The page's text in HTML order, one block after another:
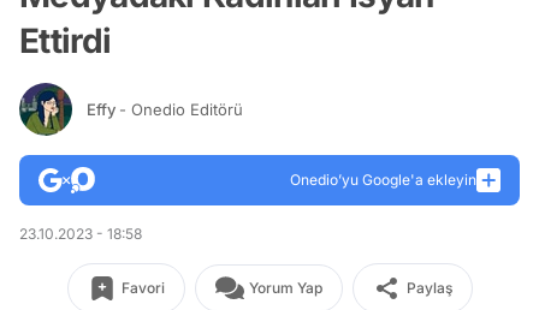
Ettirdi
Effy - Onedio Editörü
Onedio’yu Google'a ekleyin
23.10.2023 - 18:58
Favori Yorum Yap Paylaş